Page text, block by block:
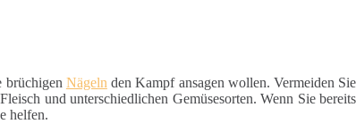
brüchigen Nägelnden Kampf ansagen wollen. Vermeiden
und unterschiedlichen Gemüsesorten. Wenn Sie
helfen.